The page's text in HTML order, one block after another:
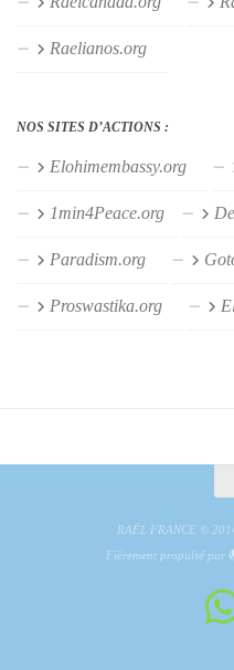
Raelianos.org
NOS SITES D’ACTIONS :
Elohimembassy.org
1min4Peace.org
Paradism.org
Proswastika.org
RAËL FRANCE ©
Fièrement propulsé par